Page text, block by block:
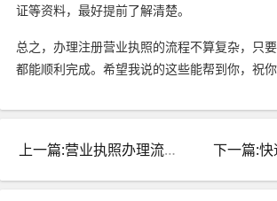
证等资料，最好提前了解清楚。
总之，办理注册营业执照的流程不算复杂，只
都能顺利完成。希望我说的这些能帮到你，祝你
上一篇:营业执照办理流程详解：一步到位掌握申请要点